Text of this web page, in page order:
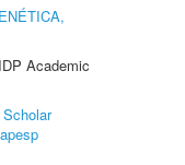
Academic